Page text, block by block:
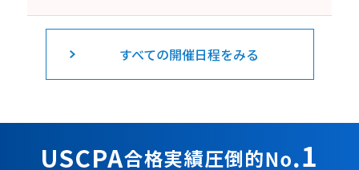
すべての開催日程をみる